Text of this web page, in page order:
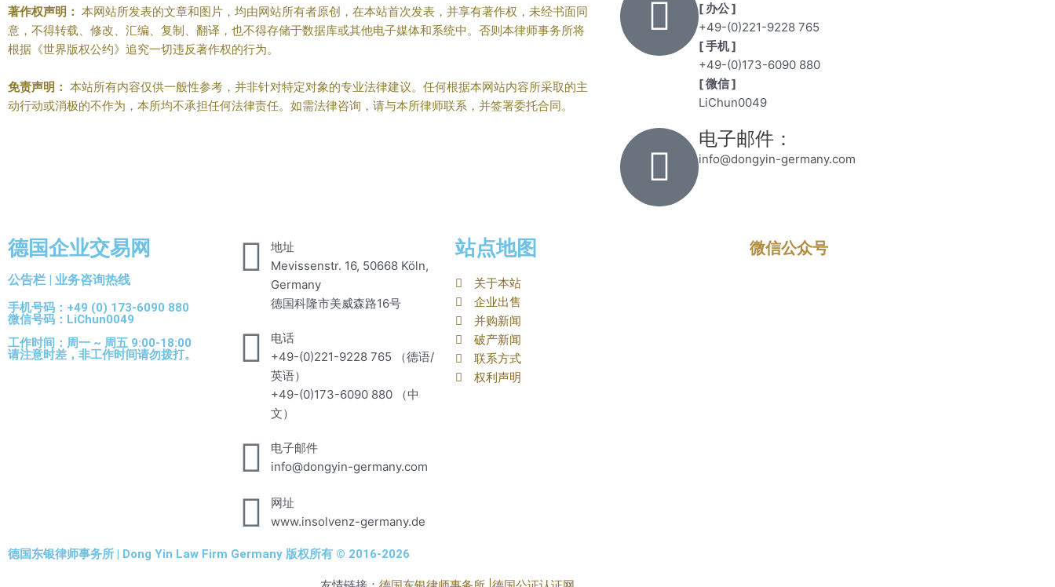
著作权声明： 本网站所发表的文章和图片，均由网站所有者原创，在本站首次发表，并享有著作权，未经书面同
意，不得转载、修改、汇编、复制、翻译，也不得存储于数据库或其他电子媒体和系统中。否则本律师事务所将
根据《世界版权公约》追究一切违反著作权的行为。
免责声明： 本站所有内容仅供一般性参考，并非针对特定对象的专业法律建议。任何根据本网站内容所采取的主
动行动或消极的不作为，本所均不承担任何法律责任。如需法律咨询，请与本所律师联系，并签署委托合同。
[ 办公 ]
+49-(0)221-9228 765
[ 手机 ]
+49-(0)173-6090 880
[ 微信 ]
LiChun0049
电子邮件：
info@dongyin-germany.com
德国企业交易网
公告栏 | 业务咨询热线
手机号码：+49 (0) 173-6090 880
微信号码：LiChun0049
工作时间：周一 ~ 周五 9:00-18:00
请注意时差，非工作时间请勿拨打。
地址
Mevissenstr. 16, 50668 Köln,
Germany
德国科隆市美威森路16号
电话
+49-(0)221-9228 765 （德语/
英语）
+49-(0)173-6090 880 （中
文）
电子邮件
info@dongyin-germany.com
网址
www.insolvenz-germany.de
站点地图
关于本站
企业出售
并购新闻
破产新闻
联系方式
权利声明
微信公众号
德国东银律师事务所 | Dong Yin Law Firm Germany 版权所有 © 2016-2026